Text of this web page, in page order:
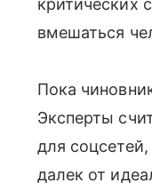
критических
вмешаться
Пока
Эксперты
для
далек от